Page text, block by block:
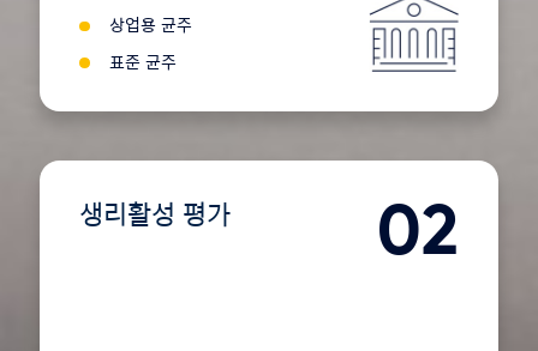
상업용 균주
표준 균주
02
생리활성 평가